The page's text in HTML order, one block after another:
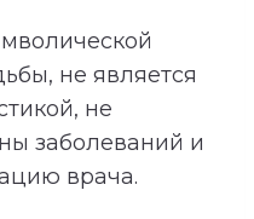
не является
не
заболеваний и
врача.